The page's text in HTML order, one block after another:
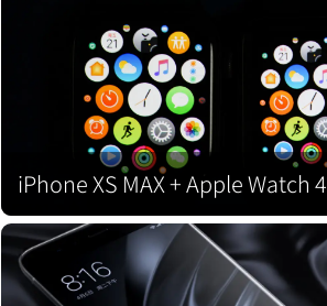
iPhone XS MAX + Apple Watch 4